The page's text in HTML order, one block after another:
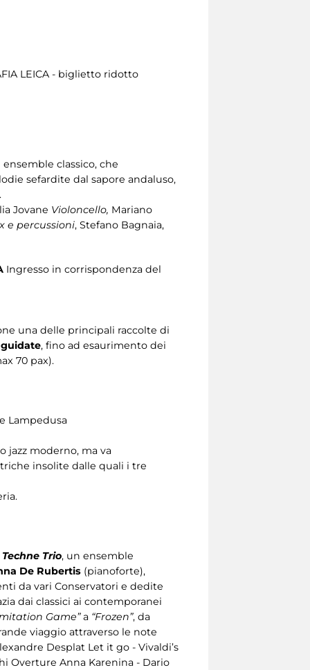
LEICA - biglietto ridotto
classico, che
sefardite dal sapore andaluso,
Jovane Violoncello, Mariano
e percussioni, Stefano Bagnaia,
Ingresso in corrispondenza del
una delle principali raccolte di
, fino ad esaurimento dei
70 pax).
Lampedusa
jazz moderno, ma va
insolite dalle quali i tre
Techne Trio, un ensemble
De Rubertis (pianoforte),
da vari Conservatori e dedite
dai classici ai contemporanei
Game”a “Frozen”, da
viaggio attraverso le note
Desplat Let it go - Vivaldi’s
Overture Anna Karenina - Dario